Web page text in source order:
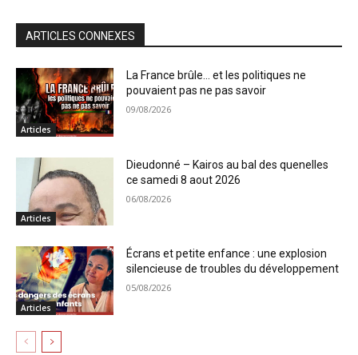
ARTICLES CONNEXES
Articles
La France brûle… et les politiques ne
pouvaient pas ne pas savoir
09/08/2026
Articles
Dieudonné – Kairos au bal des quenelles
ce samedi 8 aout 2026
06/08/2026
Articles
Écrans et petite enfance : une explosion
silencieuse de troubles du développement
05/08/2026